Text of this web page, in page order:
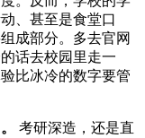
、甚至是食堂口
成部分。多去官网
话去校园里走一
比冰冷的数字要管
考研深造，还是直